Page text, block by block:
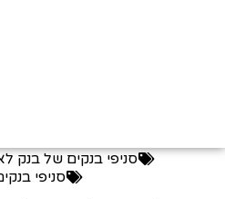
סניפי בנקים של בנק
סניפי